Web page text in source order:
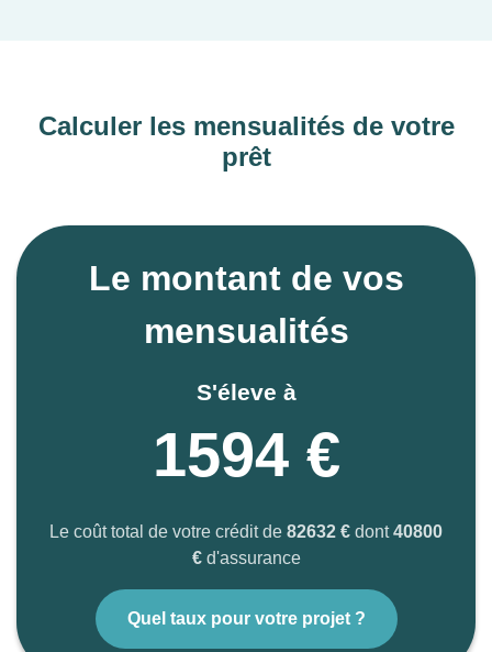
Calculer les mensualités de votre
prêt
Le montant de vos
mensualités
S'éleve à
1594 €
Le coût total de votre crédit de 82632 € dont40800
€d'assurance
Quel taux pour votre projet ?